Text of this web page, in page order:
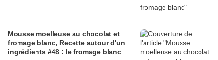
Mousse moelleuse au chocolat et
fromage blanc, Recette autour d'un
ingrédients #48 : le fromage blanc